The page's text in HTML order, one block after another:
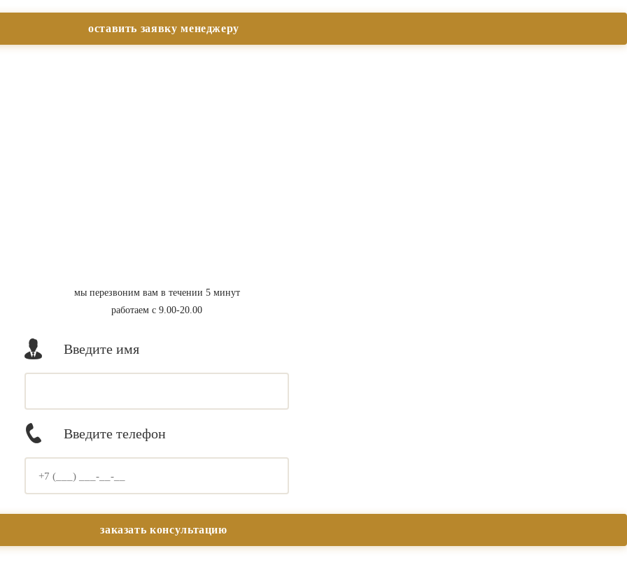
мы перезвоним вам в течении 5 минут
работаем с 9.00-20.00
Введите имя
Введите телефон